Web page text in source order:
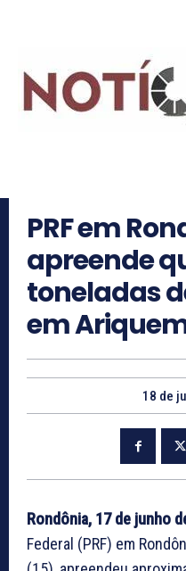
PRF em
apreende
toneladas
em
18 de
Rondônia, 17 de junho
Federal (PRF) em